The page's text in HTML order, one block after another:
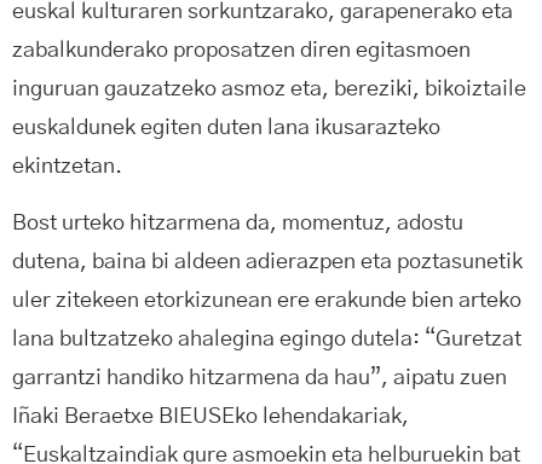
euskal kulturaren sorkuntzarako, garapenerako eta
zabalkunderako proposatzen diren egitasmoen
inguruan gauzatzeko asmoz eta, bereziki, bikoiztaile
euskaldunek egiten duten lana ikusarazteko
ekintzetan.
Bost urteko hitzarmena da, momentuz, adostu
dutena, baina bi aldeen adierazpen eta poztasunetik
uler zitekeen etorkizunean ere erakunde bien arteko
lana bultzatzeko ahalegina egingo dutela: “Guretzat
garrantzi handiko hitzarmena da hau”, aipatu zuen
Iñaki Beraetxe BIEUSEko lehendakariak,
“Euskaltzaindiak gure asmoekin eta helburuekin bat